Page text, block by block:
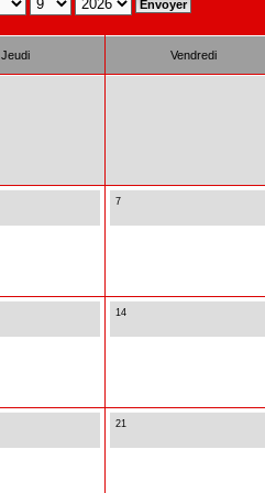
Jeudi Vendredi
7
14
21